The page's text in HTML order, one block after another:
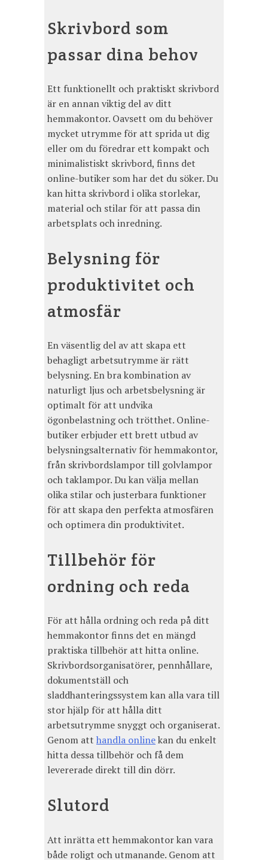
Skrivbord som
passar dina behov
Ett funktionellt och praktiskt skrivbord
är en annan viktig del av ditt
hemmakontor. Oavsett om du behöver
mycket utrymme för att sprida ut dig
eller om du föredrar ett kompakt och
minimalistiskt skrivbord, finns det
online-butiker som har det du söker. Du
kan hitta skrivbord i olika storlekar,
material och stilar för att passa din
arbetsplats och inredning.
Belysning för
produktivitet och
atmosfär
En väsentlig del av att skapa ett
behagligt arbetsutrymme är rätt
belysning. En bra kombination av
naturligt ljus och arbetsbelysning är
optimalt för att undvika
ögonbelastning och trötthet. Online-
butiker erbjuder ett brett utbud av
belysningsalternativ för hemmakontor,
från skrivbordslampor till golvlampor
och taklampor. Du kan välja mellan
olika stilar och justerbara funktioner
för att skapa den perfekta atmosfären
och optimera din produktivitet.
Tillbehör för
ordning och reda
För att hålla ordning och reda på ditt
hemmakontor finns det en mängd
praktiska tillbehör att hitta online.
Skrivbordsorganisatörer, pennhållare,
dokumentställ och
sladdhanteringssystem kan alla vara till
stor hjälp för att hålla ditt
arbetsutrymme snyggt och organiserat.
Genom att handla onlinekan du enkelt
hitta dessa tillbehör och få dem
levererade direkt till din dörr.
Slutord
Att inrätta ett hemmakontor kan vara
både roligt och utmanande. Genom att